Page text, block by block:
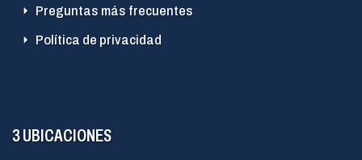
Preguntas más frecuentes
Política de privacidad
3 UBICACIONES